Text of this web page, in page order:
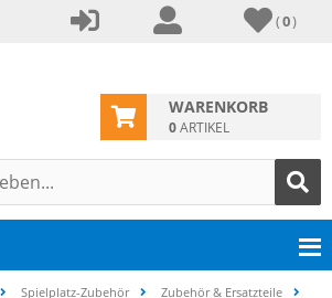
(0)
WARENKORB
0ARTIKEL
Spielplatz-Zubehör
Zubehör & Ersatzteile